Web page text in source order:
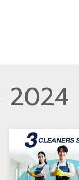
2024